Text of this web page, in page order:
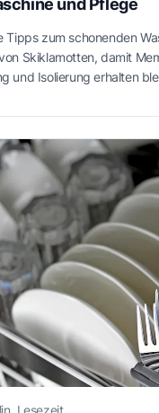
und Pflege
Tipps zum schonenden
Skiklamotten, damit
und Isolierung erhalten